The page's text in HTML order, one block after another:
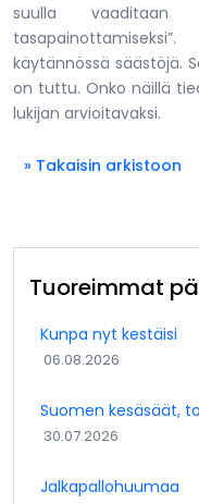
suulla vaaditaan
käytännössä säästöjä.
on tuttu. Onko näillä
lukijan arvioitavaksi.
» Takaisin arkistoon
Tuoreimmat
Kunpa nyt kestäisi
06.08.2026
Suomen kesäsäät,
30.07.2026
Jalkapallohuumaa